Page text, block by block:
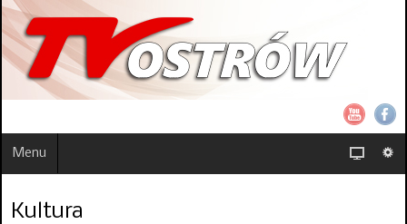
Menu
Kultura